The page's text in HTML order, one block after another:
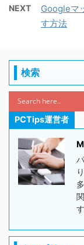
NEXT
Googleマ
す方法
検索
PCTips運営者
す